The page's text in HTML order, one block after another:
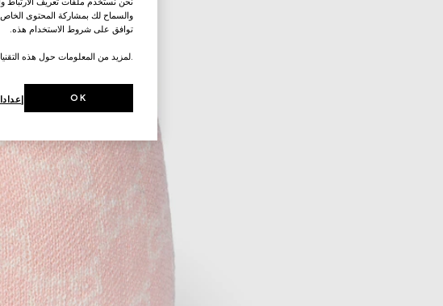
والسماح لك بمشاركة المحتوى الخاص
توافق على شروط الاستخدام هذه.
.لمزيد من المعلومات حول هذه
OK